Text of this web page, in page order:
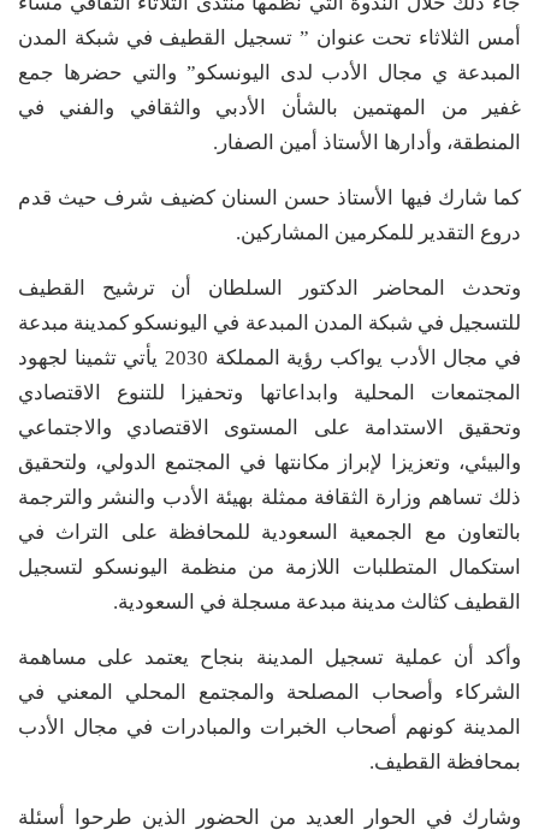
أمس الثلاثاء تحت عنوان ” تسجيل القطيف في شبكة المدن
المبدعة ي مجال الأدب لدى اليونسكو” والتي حضرها جمع
غفير من المهتمين بالشأن الأدبي والثقافي والفني في
المنطقة، وأدارها الأستاذ أمين الصفار.
كما شارك فيها الأستاذ حسن السنان كضيف شرف حيث قدم
دروع التقدير للمكرمين المشاركين.
وتحدث المحاضر الدكتور السلطان أن ترشيح القطيف
للتسجيل في شبكة المدن المبدعة في اليونسكو كمدينة مبدعة
في مجال الأدب يواكب رؤية المملكة 2030 يأتي تثمينا لجهود
المجتمعات المحلية وابداعاتها وتحفيزا للتنوع الاقتصادي
وتحقيق الاستدامة على المستوى الاقتصادي والاجتماعي
والبيئي، وتعزيزا لإبراز مكانتها في المجتمع الدولي، ولتحقيق
ذلك تساهم وزارة الثقافة ممثلة بهيئة الأدب والنشر والترجمة
بالتعاون مع الجمعية السعودية للمحافظة على التراث في
استكمال المتطلبات اللازمة من منظمة اليونسكو لتسجيل
القطيف كثالث مدينة مبدعة مسجلة في السعودية.
وأكد أن عملية تسجيل المدينة بنجاح يعتمد على مساهمة
الشركاء وأصحاب المصلحة والمجتمع المحلي المعني في
المدينة كونهم أصحاب الخبرات والمبادرات في مجال الأدب
بمحافظة القطيف.
وشارك في الحوار العديد من الحضور الذين طرحوا أسئلة